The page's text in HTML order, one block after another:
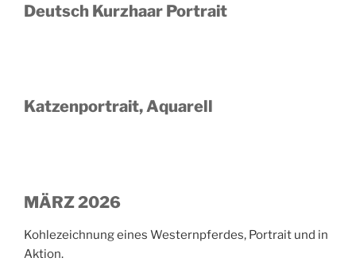
Deutsch Kurzhaar Portrait
Katzenportrait, Aquarell
MÄRZ 2026
Kohlezeichnung eines Westernpferdes, Portrait und in
Aktion.